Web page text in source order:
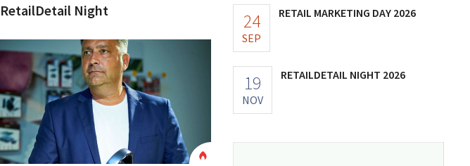
RetailDetail Night
24
SEP
RETAIL MARKETING DAY 2026
19
NOV
RETAILDETAIL NIGHT 2026